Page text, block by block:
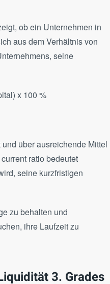
ob ein Unternehmen in
aus dem Verhältnis von
seine
x 100 %
über ausreichende Mittel
ratio bedeutet
seine kurzfristigen
zu behalten und
ihre Laufzeit zu
3. Grades